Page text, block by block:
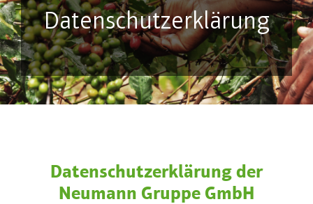
Datenschutzerklärung
Datenschutzerklärung der
Neumann Gruppe GmbH